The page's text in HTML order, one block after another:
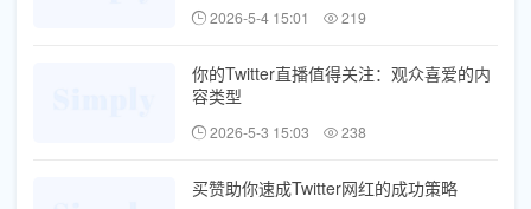
2026-5-4 15:01 219
你的Twitter直播值得关注：观众喜爱的内
容类型
2026-5-3 15:03 238
买赞助你速成Twitter网红的成功策略